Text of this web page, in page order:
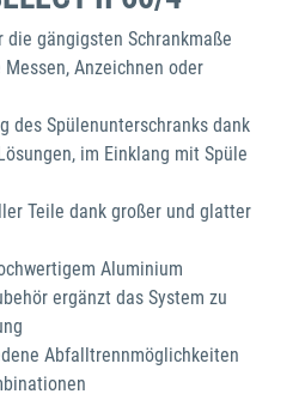
gängigsten Schrankmaße
Anzeichnen oder
des Spülenunterschranks dank
im Einklang mit Spüle
Teile dank großer und glatter
Aluminium
ergänzt das System zu
Abfalltrennmöglichkeiten